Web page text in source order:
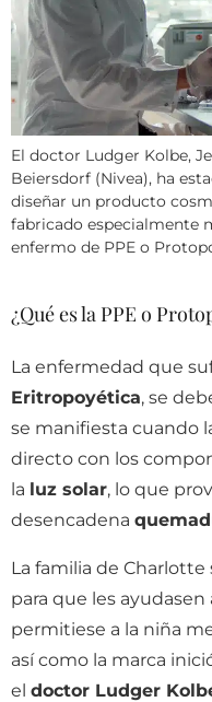
El doctor Ludger Kolbe,
Beiersdorf (Nivea), ha
diseñar un producto
fabricado especialmente
enfermo de PPE o
¿Qué es la PPE o
La enfermedad que
Eritropoyética, se
se manifiesta cuando
directo con los
la luz solar, lo que
desencadena
La familia de
para que les
permitiese a la niña
así como la marca
el doctor Ludger